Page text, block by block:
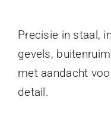
Precisie in staal,
gevels,
met aandacht
detail.